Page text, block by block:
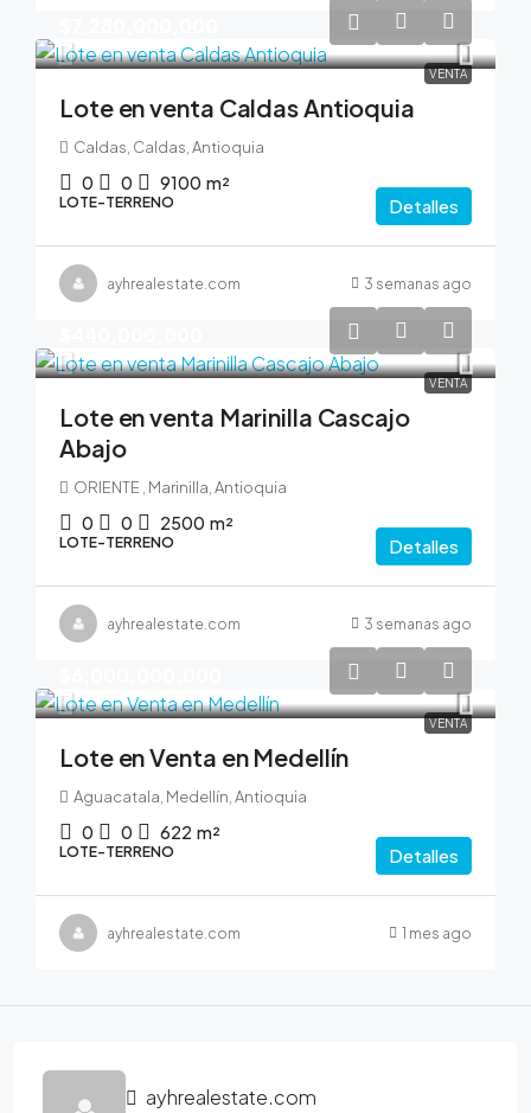
VENTA
Lote en venta Caldas Antioquia
Caldas, Caldas, Antioquia
0 0 9100 m²
LOTE-TERRENO Detalles
ayhrealestate.com 3 semanas ago
VENTA
Lote en venta Marinilla Cascajo
Abajo
ORIENTE , Marinilla, Antioquia
0 0 2500 m²
LOTE-TERRENO Detalles
ayhrealestate.com 3 semanas ago
VENTA
Lote en Venta en Medellín
Aguacatala, Medellín, Antioquia
0 0 622 m²
LOTE-TERRENO Detalles
ayhrealestate.com 1 mes ago
ayhrealestate.com